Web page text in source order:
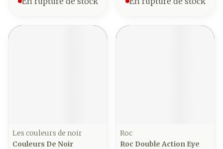
Les couleurs de noir
Couleurs De Noir
Roc
Roc Double Action Eye